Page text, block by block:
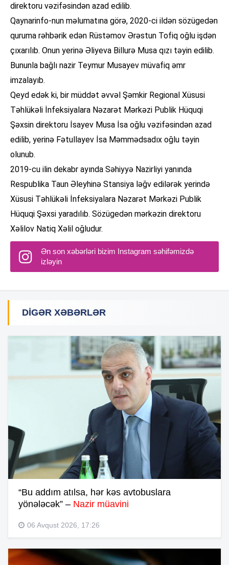
direktoru vəzifəsindən azad edilib.
Qaynarinfo-nun məlumatına görə, 2020-ci ildən sözügedən
quruma rəhbərik edən Rüstəmov Ərəstun Tofiq oğlu işdən
çıxarılıb. Onun yerinə Əliyeva Billurə Musa qızı təyin edilib.
Bununla bağlı nazir Teymur Musayev müvafiq əmr
imzalayıb.
Qeyd edək ki, bir müddət əvvəl Şəmkir Regional Xüsusi
Təhlükəli İnfeksiyalara Nəzarət Mərkəzi Publik Hüquqi
Şəxsin direktoru İsayev Musa İsa oğlu vəzifəsindən azad
edilib, yerinə Fətullayev İsa Məmmədsadıx oğlu təyin
olunub.
2019-cu ilin dekabr ayında Səhiyyə Nazirliyi yanında
Respublika Taun Əleyhinə Stansiya ləğv edilərək yerində
Xüsusi Təhlükəli İnfeksiyalara Nəzarət Mərkəzi Publik
Hüquqi Şəxsi yaradılıb. Sözügedən mərkəzin direktoru
Xəlilov Natiq Xəlil oğludur.
Ən son xəbərləri bizim Instagram səhifəmizdə
izləyin
DIGƏR XƏBƏRLƏR
“Bu addım atılsa, hər kəs avtobuslara
yönələcək” – Nazir müavini
06 Avqust 2026, 17:26